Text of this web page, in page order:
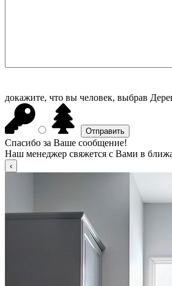
докажите, что вы человек, выбрав
Спасибо за Ваше сообщение!
Наш менеджер свяжется с Вами в